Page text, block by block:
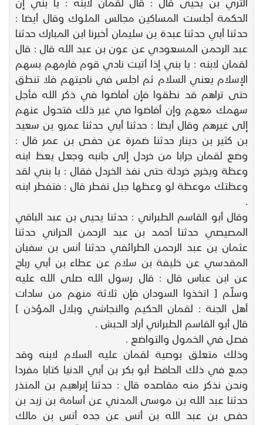
الحكمة أجلست المساكين مجالس الملوك وقال أيضا :
حدثنا أبي حدثنا عبدة بن سليمان أخبرنا ابن المبارك حدثنا
عبد الرحمن المسعودي عن عون بن عبد الله قال : قال
لقمان لابنه : يا بني إذا أتيت نادي قوم فارمهم بسهم
الإسلام يعني السلام ثم اجلس في ناحيتهم فلا تنطق
حتى تراهم قد نطقوا فإن أفاضوا في ذكر الله فأجل
سهمك معهم وإن أفاضوا في غير ذلك فتحول عنهم
إلى غيرهم وقال أيضا : حدثنا أبي حدثنا عمرو بن سعيد
بن كثير بن دينار حدثنا ضمرة عن حفص بن عمر قال :
وضع لقمان جرابا من خردل إلى جانبه وجعل يعظ ابنه
وعظة ويخرج خردلة حتى نفذ الخردل فقال : يا بني لقد
وعظتك موعظة لو وعظها جبل تفطر قال : فتفطر ابنه
وقال أبو القاسم الطبراني : حدثنا يحيى بن عبد الباقي
المصيصي حدثنا أحمد بن عبد الرحمن الحراني حدثنا
عثمان بن عبد الرحمن الطرائفي حدثنا أنس بن سفيان
المقدسي عن خليفة بن سلام عن عطاء بن أبي رباح
عن ابن عباس قال : قال رسول الله صلى الله عليه
وسلّم [ اتخذوا السودان فإن ثلاثة منهم من سادات
أهل الجنة : لقمان الحكيم والنجاشي وبلال المؤذن ]
قال أبو القاسم الطبراني أراد الحبش .
فصل في الخمول والتواضع .
وذلك متعلق بوصية لقمان عليه السلام لابنه وقد
جمع في ذلك الحافظ أبو بكر بن أبي الدنيا كتابا مفردا
ونحن نذكر منه مقاصده قال : حدثنا إبراهيم بن المنذر
حدثنا عبد الله بن موسى المدني عن أسامة بن زيد بن
حفص بن عبد الله بن أنس عن جده أنس بن مالك